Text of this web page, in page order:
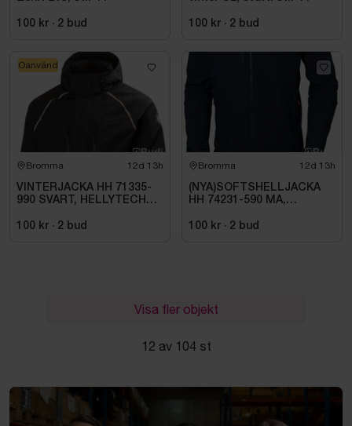
100 kr · 2 bud 100 kr · 2 bud
Bromma 12d 13h
VINTERJACKA HH 71335-
990 SVART, HELLYTECH
100 kr · 2 bud
Oanvänd
Bromma 12d 13h
(NYA)SOFTSHELLJACKA
HH 74231-590 MA,
100 kr · 2 bud
Visa fler objekt
12 av 104 st